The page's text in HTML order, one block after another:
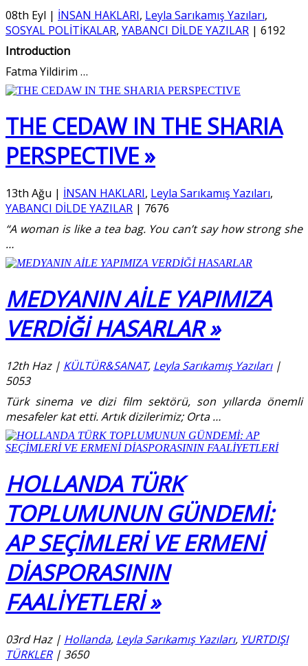
08th Eyl | İNSAN HAKLARI, Leyla Sarıkamış Yazıları,
SOSYAL POLİTİKALAR, YABANCI DİLDE YAZILAR | 6192
Introduction
Fatma Yildirim …
THE CEDAW IN THE SHARIA
PERSPECTIVE »
13th Ağu | İNSAN HAKLARI, Leyla Sarıkamış Yazıları,
YABANCI DİLDE YAZILAR | 7676
“A woman is like a tea bag. You can’t say how strong she
…
MEDYANIN AİLE YAPIMIZA
VERDİĞİ HASARLAR »
12th Haz| KÜLTÜR&SANAT, Leyla Sarıkamış Yazıları|
5053
Türk sinema ve dizi film sektörü, son yıllarda önemli
mesafeler kat etti. Artık dizilerimiz; Orta…
HOLLANDA TÜRK
TOPLUMUNUN GÜNDEMİ:
AP SEÇİMLERİ VE ERMENİ
DİASPORASININ
FAALİYETLERİ »
03rd Haz| Hollanda, Leyla Sarıkamış Yazıları, YURTDIŞI
TÜRKLER| 3650